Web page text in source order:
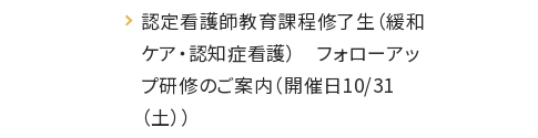
認定看護師教育課程修了生（緩和
ケア・認知症看護） フォローアッ
プ研修のご案内（開催日10/31
（土））